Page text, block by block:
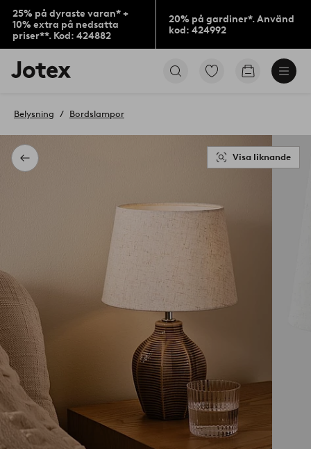
25% på dyraste varan* +
10% extra på nedsatta
priser**. Kod: 424882
20% på gardiner*. Använd
kod: 424992
Jotex
logotyp
till
Gå
Gå
Tillbaka
Belysning Bordslampor
Visa liknande